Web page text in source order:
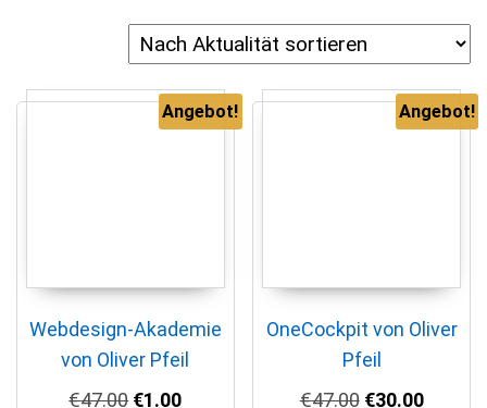
Angebot!
Webdesign-Akademie
von Oliver Pfeil
€47.00 Ursprünglicher Preis war: €47.00
€1.00Aktueller Preis ist: €1.00.
Angebot!
OneCockpit von Oliver
Pfeil
€47.00 €30.00